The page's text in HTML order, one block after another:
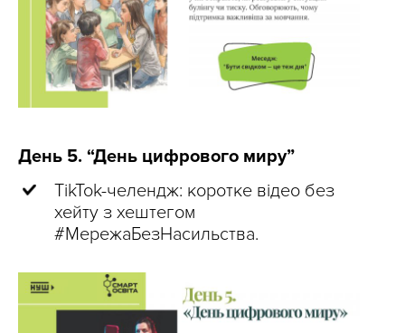
День 5. “День цифрового миру”
TikTok-челендж: коротке відео без
хейту з хештегом
#МережаБезНасильства.